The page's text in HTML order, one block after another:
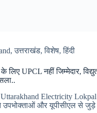
,उत्तराखंड,विशेष,हिंदी
लिए UPCL नहीं जिम्मेदार,
Electricity
उपभोक्ताओं और यूपीसीएल से जुड़े